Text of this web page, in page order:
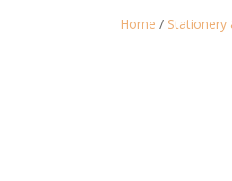
Home / Stationery